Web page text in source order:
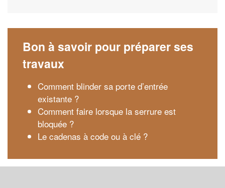
Bon à savoir pour préparer ses
travaux
Comment blinder sa porte d’entrée
existante ?
Comment faire lorsque la serrure est
bloquée ?
Le cadenas à code ou à clé ?